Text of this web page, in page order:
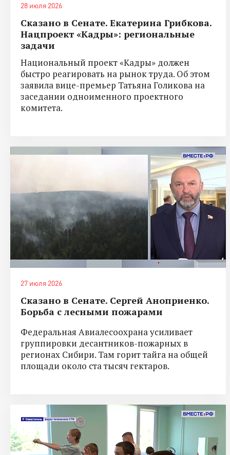
28 июля 2026
Сказано в Сенате. Екатерина Грибкова.
Нацпроект «Кадры»: региональные
задачи
Национальный проект «Кадры» должен
быстро реагировать на рынок труда. Об этом
заявила вице-премьер Татьяна Голикова на
заседании одноименного проектного
комитета.
27 июля 2026
Сказано в Сенате. Сергей Аноприенко.
Борьба с лесными пожарами
Федеральная Авиалесоохрана усиливает
группировки десантников-пожарных в
регионах Сибири. Там горит тайга на общей
площади около ста тысяч гектаров.